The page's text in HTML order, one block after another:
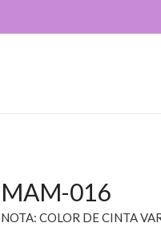
MAM-016
NOTA: COLOR DE CINTA